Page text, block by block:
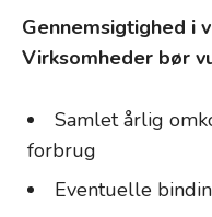
Gennemsigtighed i
Virksomheder bør
Samlet årlig
forbrug
Eventuelle